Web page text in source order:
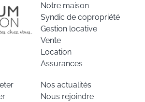
Notre maison
Syndic de copropriété
Gestion locative
Vente
Location
Assurances
Nos actualités
Nous rejoindre